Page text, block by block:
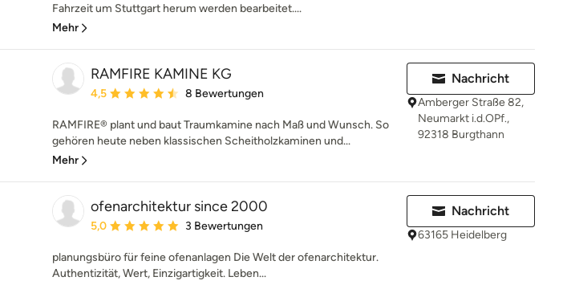
Fahrzeit um Stuttgart herum werden bearbeitet....
Mehr
RAMFIRE KAMINE KG
Durchschnittliche Bewertung: 4.5 von 5 Sternen
4,5 8 Bewertungen
RAMFIRE® plant und baut Traumkamine nach Maß und Wunsch. So
gehören heute neben klassischen Scheitholzkaminen und...
Mehr
Nachricht
Amberger Straße 82,
Neumarkt i.d.OPf.,
92318 Burgthann
ofenarchitektur since 2000
Durchschnittliche Bewertung: 5 von 5 Sternen
5,0 3 Bewertungen
planungsbüro für feine ofenanlagen Die Welt der ofenarchitektur.
Authentizität, Wert, Einzigartigkeit. Leben...
Nachricht
63165 Heidelberg